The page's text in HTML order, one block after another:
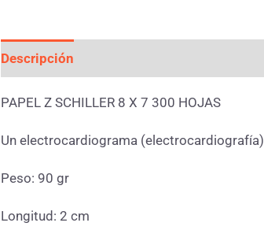
Descripción
PAPEL Z SCHILLER 8 X 7 300 HOJAS
Un electrocardiograma (electrocardiografía)
Peso: 90 gr
Longitud: 2 cm